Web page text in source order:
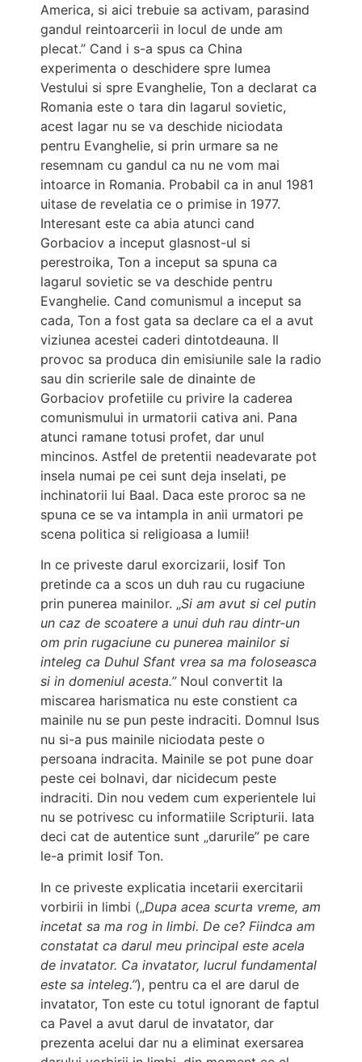
America, si aici trebuie sa activam, parasind
gandul reintoarcerii in locul de unde am
plecat.” Cand i s-a spus ca China
experimenta o deschidere spre lumea
Vestului si spre Evanghelie, Ton a declarat ca
Romania este o tara din lagarul sovietic,
acest lagar nu se va deschide niciodata
pentru Evanghelie, si prin urmare sa ne
resemnam cu gandul ca nu ne vom mai
intoarce in Romania. Probabil ca in anul 1981
uitase de revelatia ce o primise in 1977.
Interesant este ca abia atunci cand
Gorbaciov a inceput glasnost-ul si
perestroika, Ton a inceput sa spuna ca
lagarul sovietic se va deschide pentru
Evanghelie. Cand comunismul a inceput sa
cada, Ton a fost gata sa declare ca el a avut
viziunea acestei caderi dintotdeauna. Il
provoc sa produca din emisiunile sale la radio
sau din scrierile sale de dinainte de
Gorbaciov profetiile cu privire la caderea
comunismului in urmatorii cativa ani. Pana
atunci ramane totusi profet, dar unul
mincinos. Astfel de pretentii neadevarate pot
insela numai pe cei sunt deja inselati, pe
inchinatorii lui Baal. Daca este proroc sa ne
spuna ce se va intampla in anii urmatori pe
scena politica si religioasa a lumii!
In ce priveste darul exorcizarii, Iosif Ton
pretinde ca a scos un duh rau cu rugaciune
prin punerea mainilor. „Si am avut si cel putin
un caz de scoatere a unui duh rau dintr-un
om prin rugaciune cu punerea mainilor si
inteleg ca Duhul Sfant vrea sa ma foloseasca
si in domeniul acesta.”Noul convertit la
miscarea harismatica nu este constient ca
mainile nu se pun peste indraciti. Domnul Isus
nu si-a pus mainile niciodata peste o
persoana indracita. Mainile se pot pune doar
peste cei bolnavi, dar nicidecum peste
indraciti. Din nou vedem cum experientele lui
nu se potrivesc cu informatiile Scripturii. Iata
deci cat de autentice sunt „darurile” pe care
le-a primit Iosif Ton.
In ce priveste explicatia incetarii exercitarii
vorbirii in limbi („Dupa acea scurta vreme, am
incetat sa ma rog in limbi. De ce? Fiindca am
constatat ca darul meu principal este acela
de invatator. Ca invatator, lucrul fundamental
este sa inteleg.”), pentru ca el are darul de
invatator, Ton este cu totul ignorant de faptul
ca Pavel a avut darul de invatator, dar
prezenta acelui dar nu a eliminat exersarea